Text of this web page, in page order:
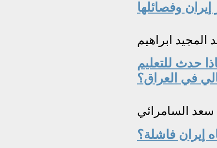
المجيد ابراهيم
حدث للتعليم
في العراق؟
سعد السامرائي
إيران فاشلة؟